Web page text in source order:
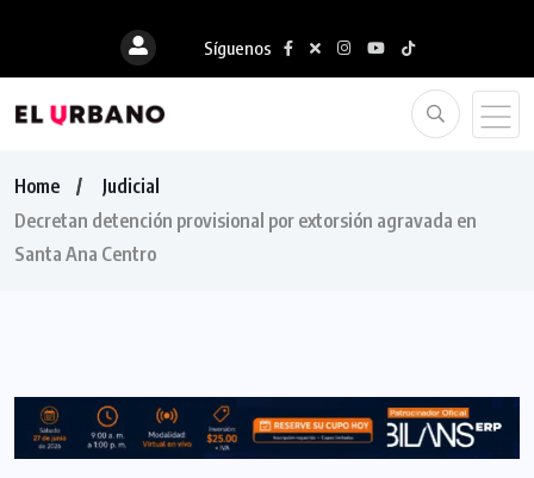
Síguenos
Home
Judicial
Decretan detención provisional por extorsión agravada en
Santa Ana Centro